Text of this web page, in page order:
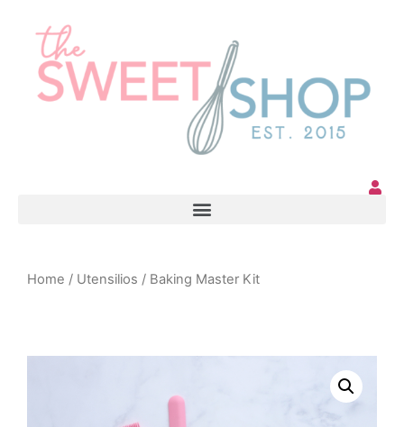
Home / Utensilios / Baking Master Kit